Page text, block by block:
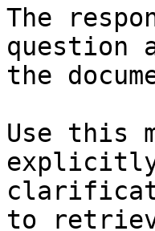
The
question
the
Use this
explicitly